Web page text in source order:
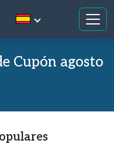
Cupón agosto